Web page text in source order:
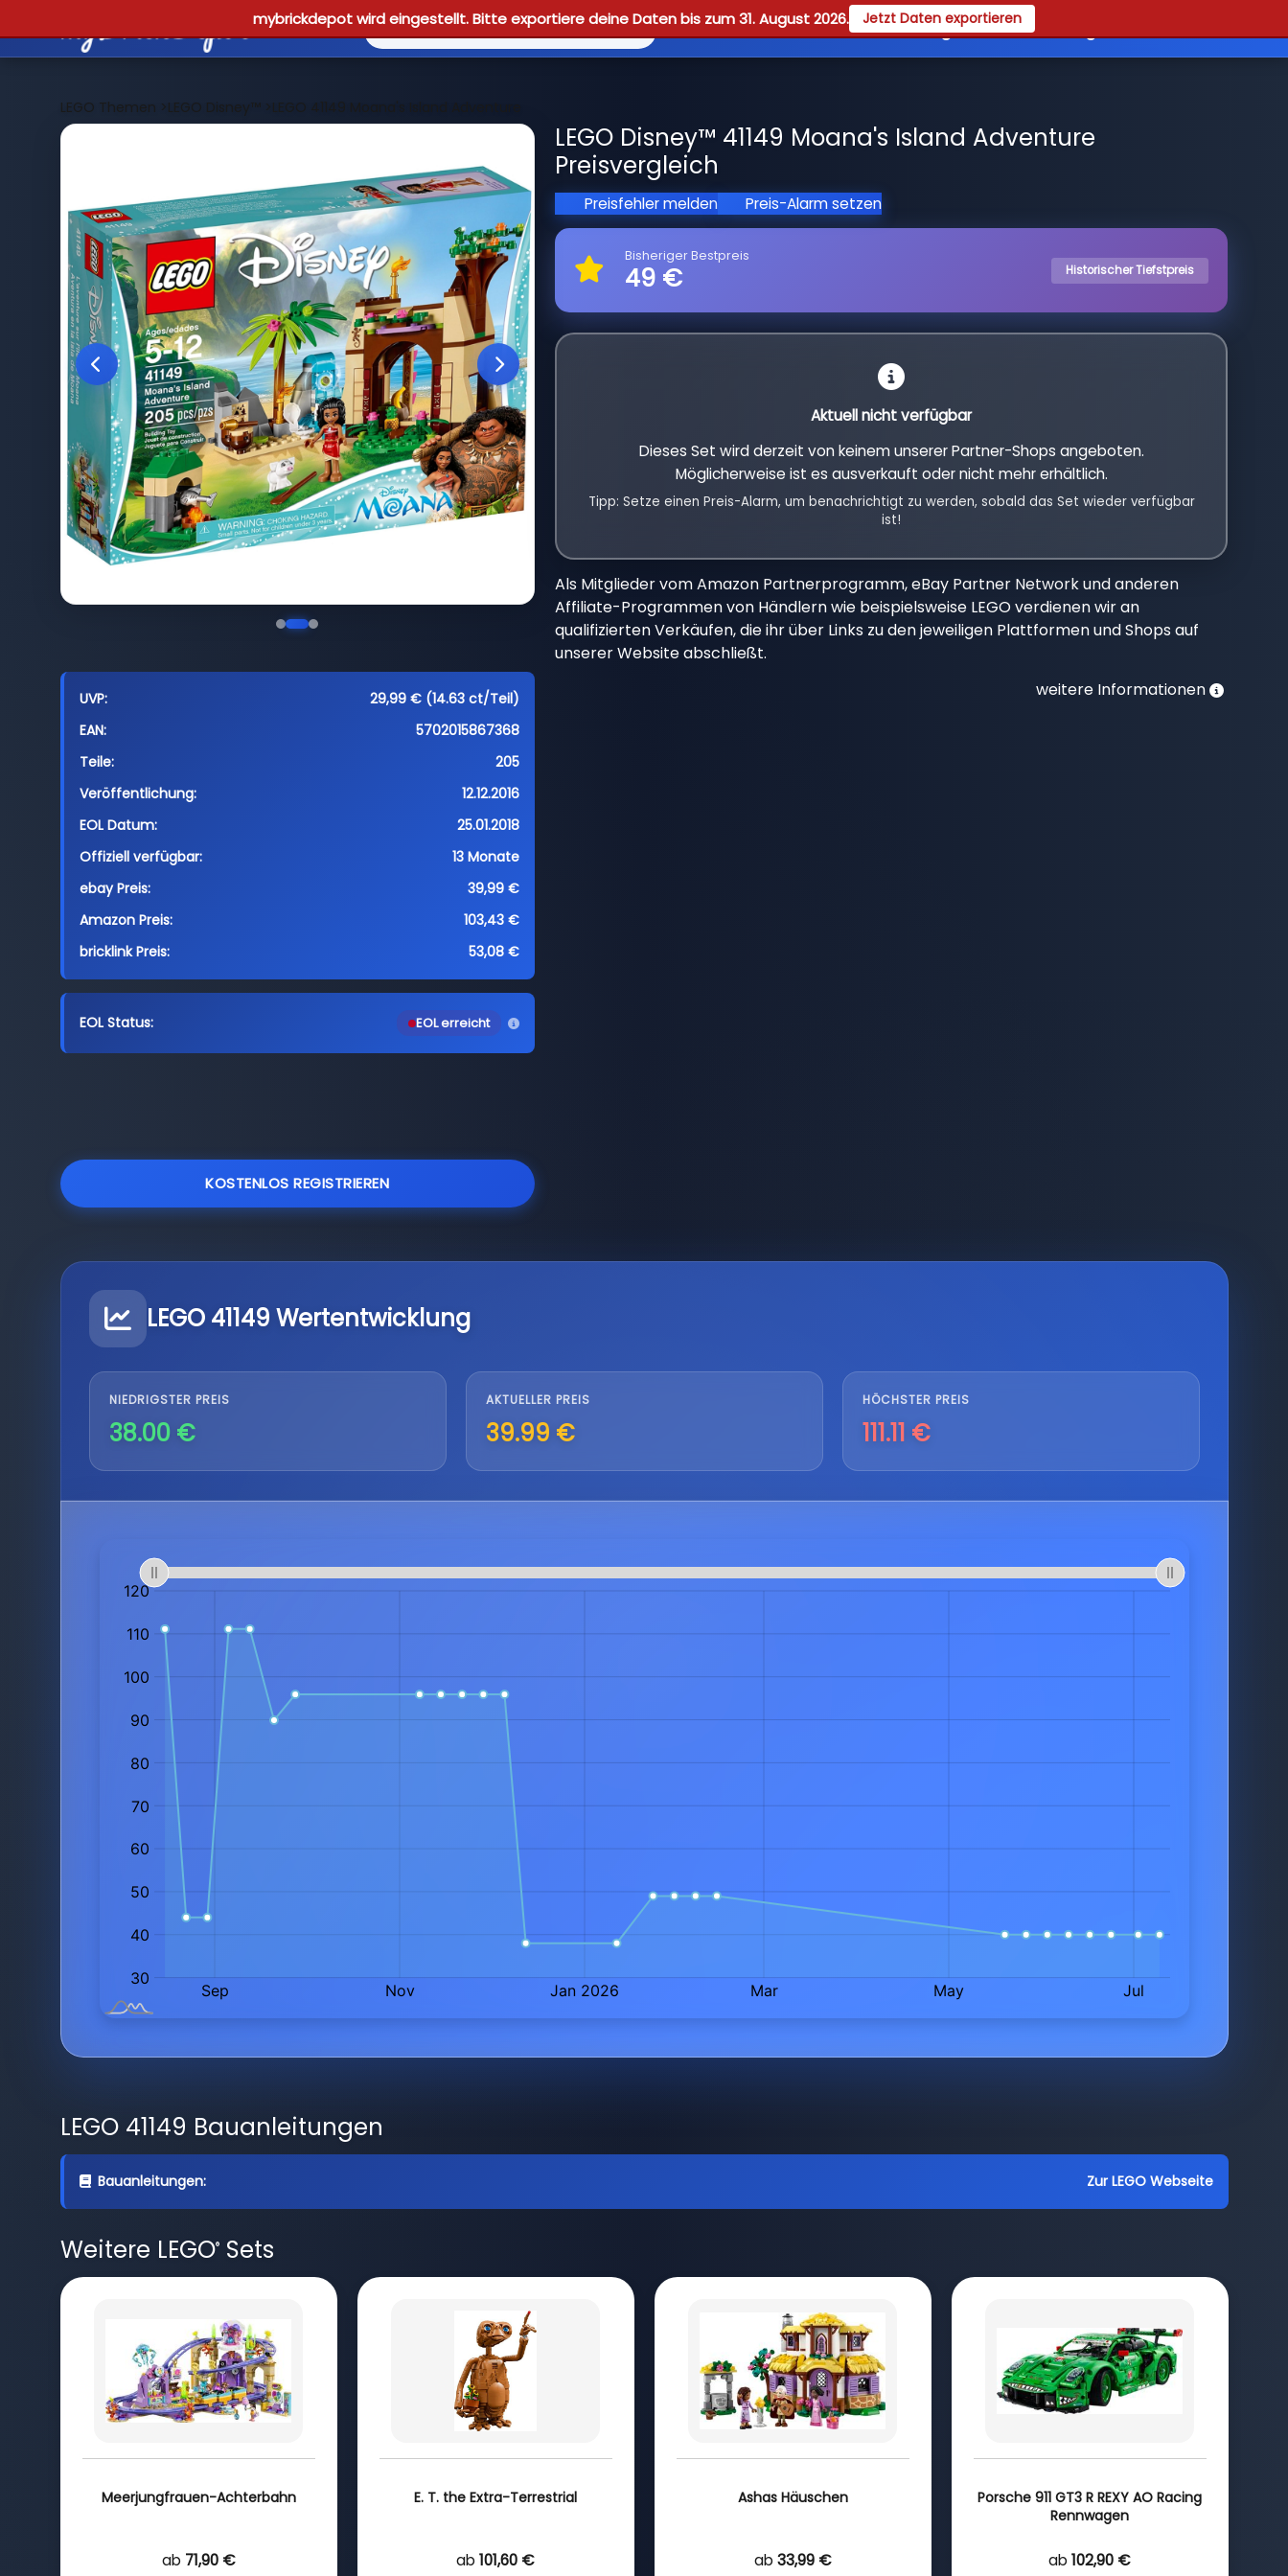
mybrickdepot wird eingestellt. Bitte exportiere deine Daten bis zum 31. August 2026. Jetzt Daten exportieren
Reviews Guides Registrieren
LEGO Themen >LEGO Disney™>LEGO 41149 Moana's Island Adventure
UVP:
29,99 € (14.63 ct/Teil)
EAN:
5702015867368
Teile:
205
Veröffentlichung:
12.12.2016
EOL Datum:
25.01.2018
Offiziell verfügbar:
13 Monate
ebay Preis:
39,99 €
Amazon Preis:
103,43 €
bricklink Preis:
53,08 €
EOL Status: EOL erreicht
KOSTENLOS REGISTRIEREN
LEGO Disney™ 41149 Moana's Island Adventure
Preisvergleich
Preisfehler melden Preis-Alarm setzen
Bisheriger Bestpreis
49 € Historischer Tiefstpreis
Aktuell nicht verfügbar
Dieses Set wird derzeit von keinem unserer Partner-Shops angeboten.
Möglicherweise ist es ausverkauft oder nicht mehr erhältlich.
Tipp: Setze einen Preis-Alarm, um benachrichtigt zu werden, sobald das Set wieder verfügbar
ist!
Als Mitglieder vom Amazon Partnerprogramm, eBay Partner Network und anderen
Affiliate-Programmen von Händlern wie beispielsweise LEGO verdienen wir an
qualifizierten Verkäufen, die ihr über Links zu den jeweiligen Plattformen und Shops auf
unserer Website abschließt.
weitere Informationen
LEGO 41149 Wertentwicklung
NIEDRIGSTER PREIS
38.00 €
AKTUELLER PREIS
39.99 €
HÖCHSTER PREIS
111.11 €
LEGO 41149 Bauanleitungen
Bauanleitungen: Zur LEGO Webseite
Weitere LEGO®Sets
Meerjungfrauen-Achterbahn
ab 71,90 €
E. T. the Extra-Terrestrial
ab 101,60 €
Ashas Häuschen
ab 33,99 €
Porsche 911 GT3 R REXY AO Racing
Rennwagen
ab 102,90 €